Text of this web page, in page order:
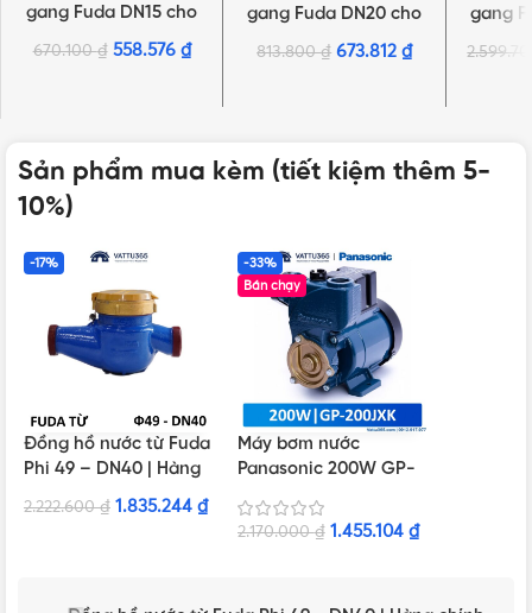
gang Fuda DN15 cho
nước nóng | Chính
hãng
670.100₫ 558.576 ₫
gang Fuda DN20 cho
nước nóng | Chính
hãng
813.800₫ 673.812₫
gang
Sản phẩm mua kèm (tiết kiệm thêm 5-
10%)
-17%
Đồng hồ nước từ Fuda
Phi 49 – DN40 | Hàng
chính hãng
2.222.600₫ 1.835.244 ₫
-33%
Bán chạy
Máy bơm nước
Panasonic 200W GP-
điện 12.5cm
2.170.000₫ 1.455.104 ₫